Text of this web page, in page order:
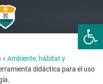
Abrir
› Ambiente, hábitat y
didáctica para el uso